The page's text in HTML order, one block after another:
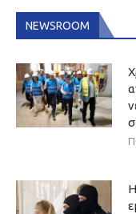
NEWSROOM